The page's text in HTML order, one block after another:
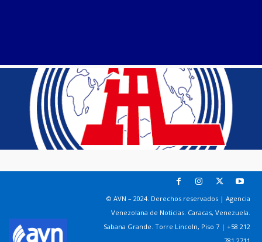
© AVN – 2024. Derechos reservados | Agencia
Venezolana de Noticias. Caracas, Venezuela.
Sabana Grande. Torre Lincoln, Piso 7 | +58 212